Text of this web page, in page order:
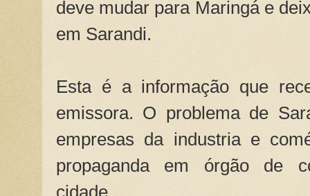
deve mudar para Maringá e
em Sarandi.
Esta é a informação que
emissora. O problema de
empresas da industria e
propaganda em órgão de
cidade.